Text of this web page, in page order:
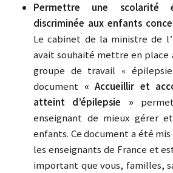
Permettre une scolarité
discriminée aux enfants
Le cabinet de la ministre de
avait souhaité mettre en place
groupe de travail «
document « Accueillir et
atteint d’épilepsie »
enseignant de mieux gérer
enfants. Ce document a été
les enseignants de France et
important que vous, familles,